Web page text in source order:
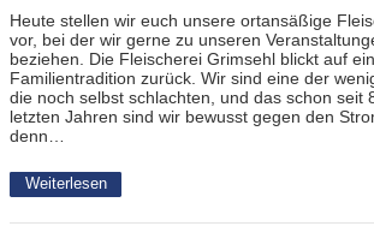
Heute stellen wir euch unsere ortansäßige
vor, bei der wir gerne zu unseren
beziehen. Die Fleischerei Grimsehl blickt auf
Familientradition zurück. Wir sind eine der
die noch selbst schlachten, und das schon seit
letzten Jahren sind wir bewusst gegen den
denn…
Weiterlesen